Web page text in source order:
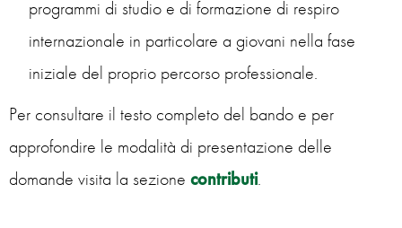
programmi di studio e di formazione di respiro
internazionale in particolare a giovani nella fase
iniziale del proprio percorso professionale.
Per consultare il testo completo del bando e per
approfondire le modalità di presentazione delle
domande visita la sezione contributi.